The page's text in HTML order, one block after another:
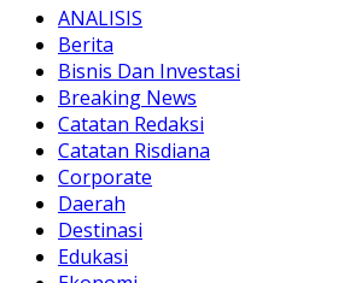
ANALISIS
Berita
Bisnis Dan Investasi
Breaking News
Catatan Redaksi
Catatan Risdiana
Corporate
Daerah
Destinasi
Edukasi